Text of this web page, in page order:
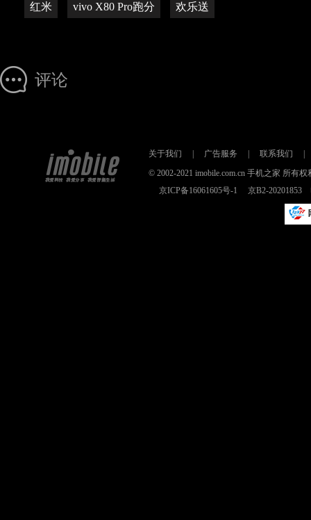
红米 vivo X80 Pro跑分 欢乐送
评论
关于我们 广告服务 联系我们
© 2002-2021 imobile.com.cn 手机之家 所有
京ICP备16061605号-1
京B2-20201853